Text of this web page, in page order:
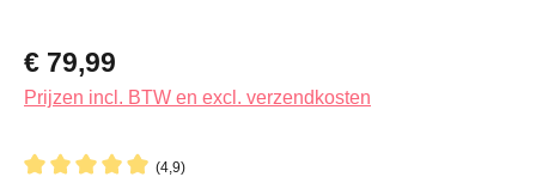
Normale prijs:
€ 79,99
Prijzen incl. BTW en excl. verzendkosten
(4,9)